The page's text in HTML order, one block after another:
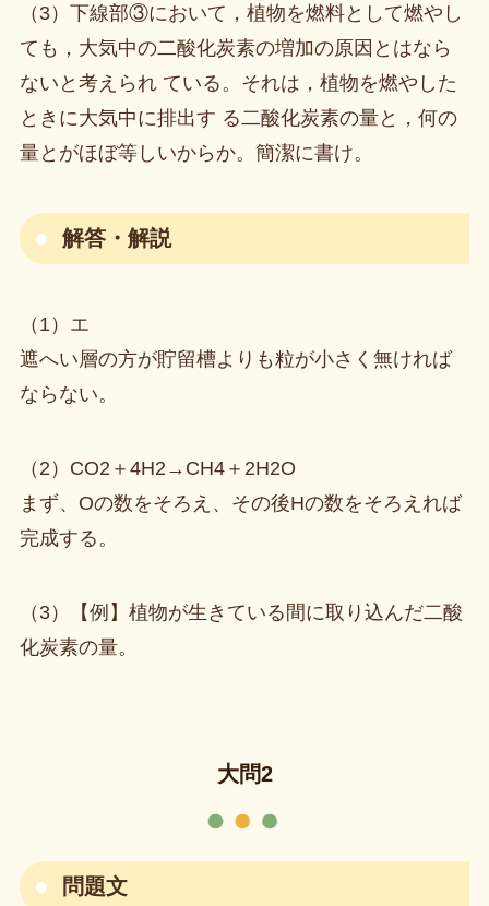
（3）下線部③において，植物を燃料として燃やし
ても，大気中の二酸化炭素の増加の原因とはなら
ないと考えられ ている。それは，植物を燃やした
ときに大気中に排出す る二酸化炭素の量と，何の
量とがほぼ等しいからか。簡潔に書け。
解答・解説
（1）エ
遮へい層の方が貯留槽よりも粒が小さく無ければ
ならない。
（2）CO2＋4H2→CH4＋2H2O
まず、Oの数をそろえ、その後Hの数をそろえれば
完成する。
（3）【例】植物が生きている間に取り込んだ二酸
化炭素の量。
大問2
問題文